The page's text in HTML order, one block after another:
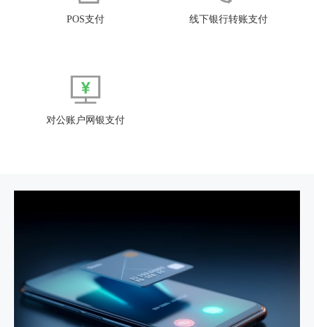
POS支付 线下银行转账支付
对公账户网银支付